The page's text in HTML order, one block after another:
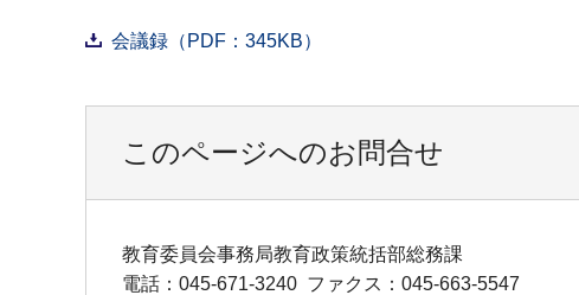
会議録（PDF：345KB）
このページへのお問合せ
教育委員会事務局教育政策統括部総務課
電話：045-671-3240 ファクス：045-663-5547